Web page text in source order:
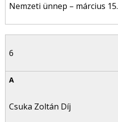
Nemzeti ünnep – március 15.
6
Csuka Zoltán Díj